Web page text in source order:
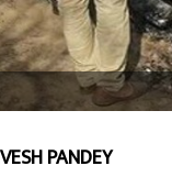
PANDEY